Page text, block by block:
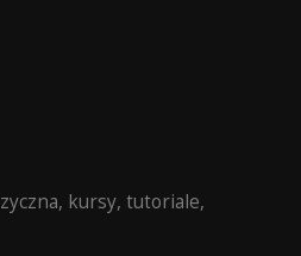
kursy, tutoriale,